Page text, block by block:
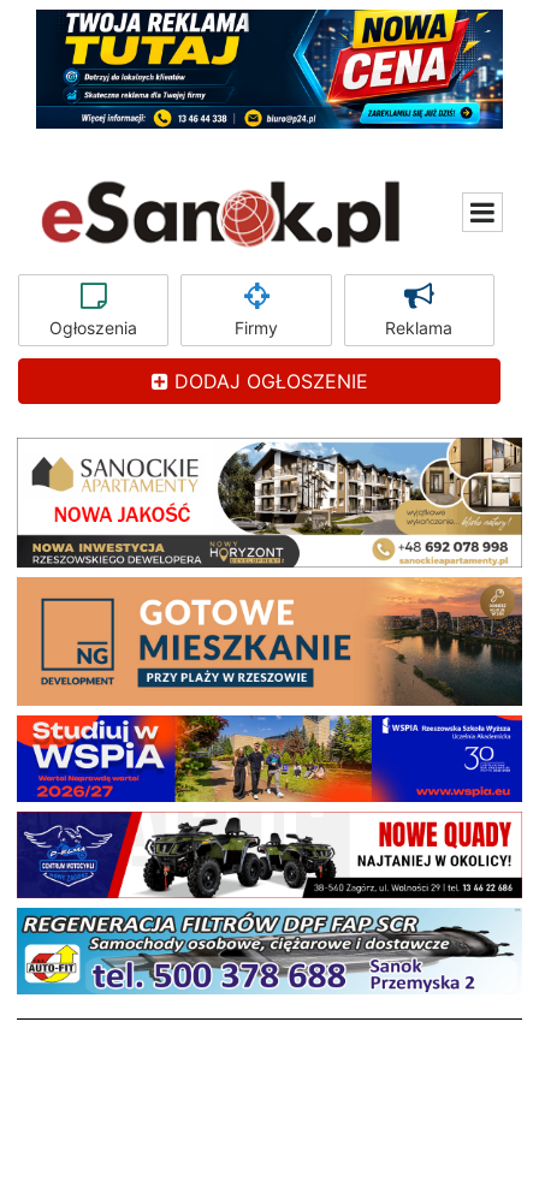
Ogłoszenia Firmy Reklama
DODAJ OGŁOSZENIE